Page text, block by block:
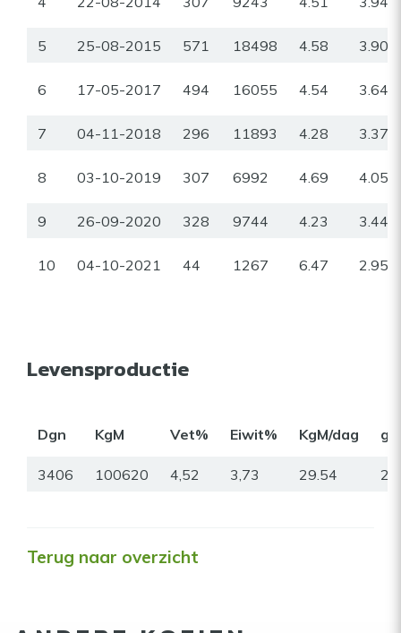
5 25-08-2015 571 18498 4.58 3.90
6 17-05-2017 494 16055 4.54 3.64
7 04-11-2018 296 11893 4.28 3.37
8 03-10-2019 307 6992 4.69 4.05
9 26-09-2020 328 9744 4.23 3.44
10 04-10-2021 44 1267 6.47 2.95
Levensproductie
Dgn KgM Vet% Eiwit% KgM/dag gr
3406 100620 4,52 3,73 29.54
Terug naar overzicht